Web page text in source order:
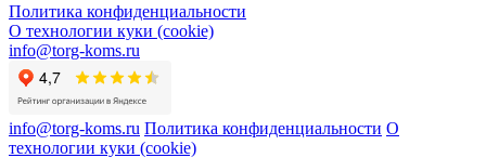
Политика конфиденциальности
О технологии куки (cookie)
info@torg-koms.ru
info@torg-koms.ru Политика конфиденциальности О
технологии куки (cookie)